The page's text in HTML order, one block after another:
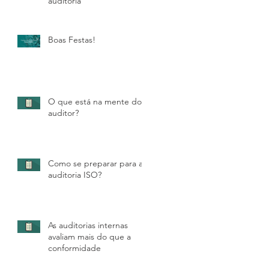
Boas Festas!
O que está na mente do
auditor?
Como se preparar para a
auditoria ISO?
As auditorias internas
avaliam mais do que a
conformidade